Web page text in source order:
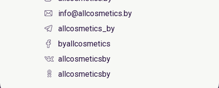
info@allcosmetics.by
allcosmetics_by
byallcosmetics
allcosmeticsby
allcosmeticsby